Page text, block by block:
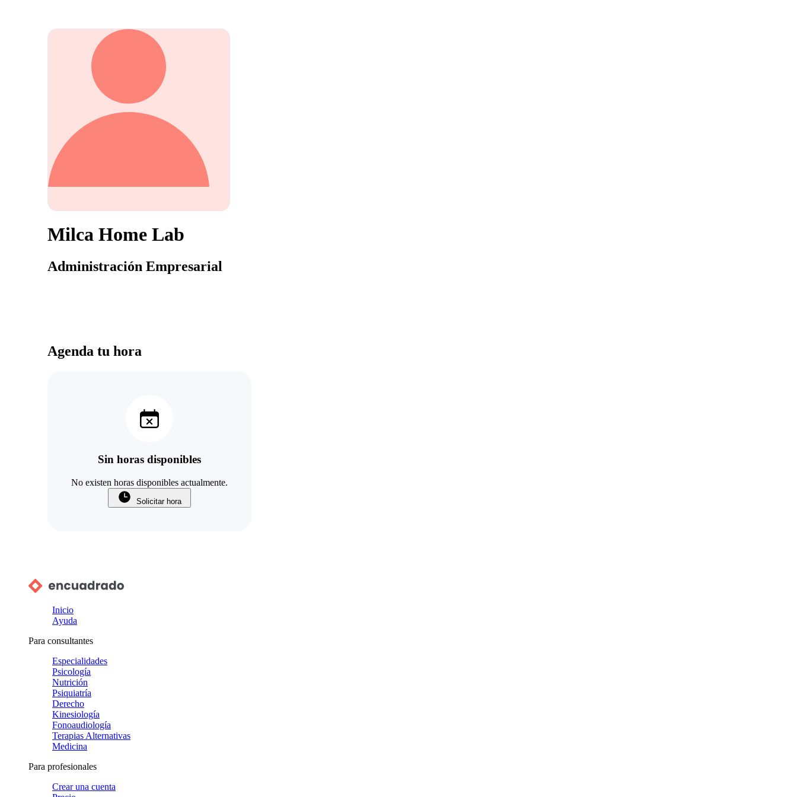
Milca Home Lab
Administración Empresarial
Agenda tu hora
Sin horas disponibles
No existen horas disponibles actualmente.
Solicitar hora
Inicio
Ayuda
Para consultantes
Especialidades
Psicología
Nutrición
Psiquiatría
Derecho
Kinesiología
Fonoaudiología
Terapias Alternativas
Medicina
Para profesionales
Crear una cuenta